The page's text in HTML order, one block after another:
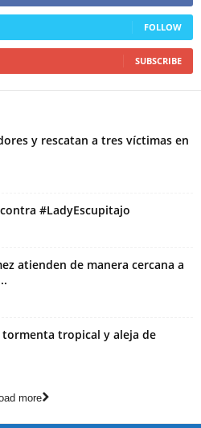
FOLLOW
SUBSCRIBE
y rescatan a tres víctimas en
#LadyEscupitajo
atienden de manera cercana a
tropical y aleja de
more